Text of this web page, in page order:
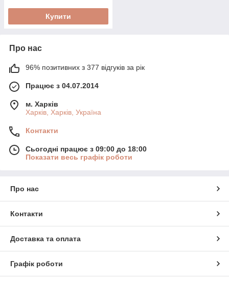
Купити
Про нас
96% позитивних з 377 відгуків за рік
Працює з 04.07.2014
м. Харків
Харків, Харків, Україна
Контакти
Сьогодні працює з 09:00 до 18:00
Показати весь графік роботи
Про нас
Контакти
Доставка та оплата
Графік роботи